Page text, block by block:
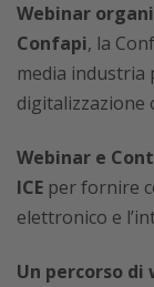
Webinar
Confapi, la
media industria
digitalizzazione
Webinar e
ICE per fornire
elettronico e
Un percorso